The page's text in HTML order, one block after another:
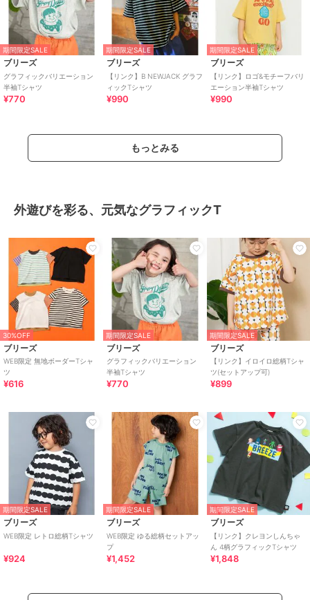
期間限定SALE
ブリーズ
グラフィックバリエーション
半袖Tシャツ
¥770
期間限定SALE
ブリーズ
【リンク】B NEWJACK グラフ
ィックTシャツ
¥990
期間限定SALE
ブリーズ
【リンク】ロゴ&モチーフバリ
エーション半袖Tシャツ
¥990
もっとみる
外遊びを彩る、元気なグラフィックT
30%OFF
ブリーズ
WEB限定 無地ボーダーTシャ
ツ
¥616
期間限定SALE
ブリーズ
グラフィックバリエーション
半袖Tシャツ
¥770
期間限定SALE
ブリーズ
【リンク】イロイロ総柄Tシャ
ツ(セットアップ可)
¥899
期間限定SALE
ブリーズ
WEB限定 レトロ総柄Tシャツ
¥924
期間限定SALE
ブリーズ
WEB限定 ゆる総柄セットアッ
プ
¥1,452
期間限定SALE
ブリーズ
【リンク】クレヨンしんちゃ
ん 4柄グラフィックTシャツ
¥1,848